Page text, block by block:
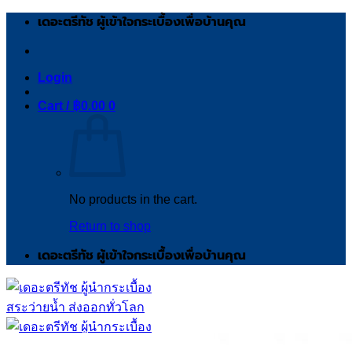
Skip
content
เดอะตรีทัช ผู้เข้าใจกระเบื้องเพื่อบ้านคุณ
Login
Cart / ฿0.00 0
No products in the cart.
Return to shop
เดอะตรีทัช ผู้เข้าใจกระเบื้องเพื่อบ้านคุณ